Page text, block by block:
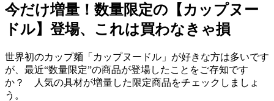
今だけ増量！数量限定の【カップヌー
ドル】登場、これは買わなきゃ損
世界初のカップ麺「カップヌードル」が好きな方は多いです
が、最近“数量限定”の商品が登場したことをご存知です
か？ 人気の具材が増量した限定商品をチェックしましょ
う。